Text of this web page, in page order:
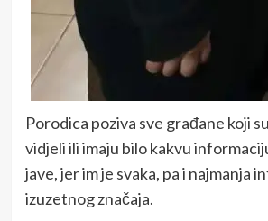
Porodica poziva sve građane koji
vidjeli ili imaju bilo kakvu
jave, jer im je svaka, pa i najmanja
izuzetnog značaja.